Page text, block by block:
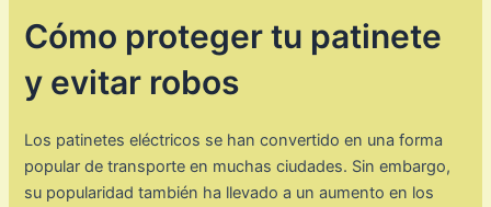
Cómo proteger tu patinete
y evitar robos
Los patinetes eléctricos se han convertido en una forma
popular de transporte en muchas ciudades. Sin embargo,
su popularidad también ha llevado a un aumento en los